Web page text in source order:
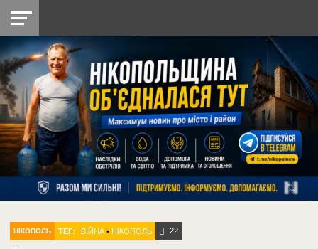
НІКОПОЛЬ
РАЙОН
СІЧЕСЛАВСЬКА
УКРАЇНА
РЕТРО
НІКОПОЛЬ
ЛАЙТ
УКРАЇНА
ДОПОМОГА
РАДІО
НІКОПОЛЬ ТЕГ: ВІЙНА •НІКОПОЛЬ 22